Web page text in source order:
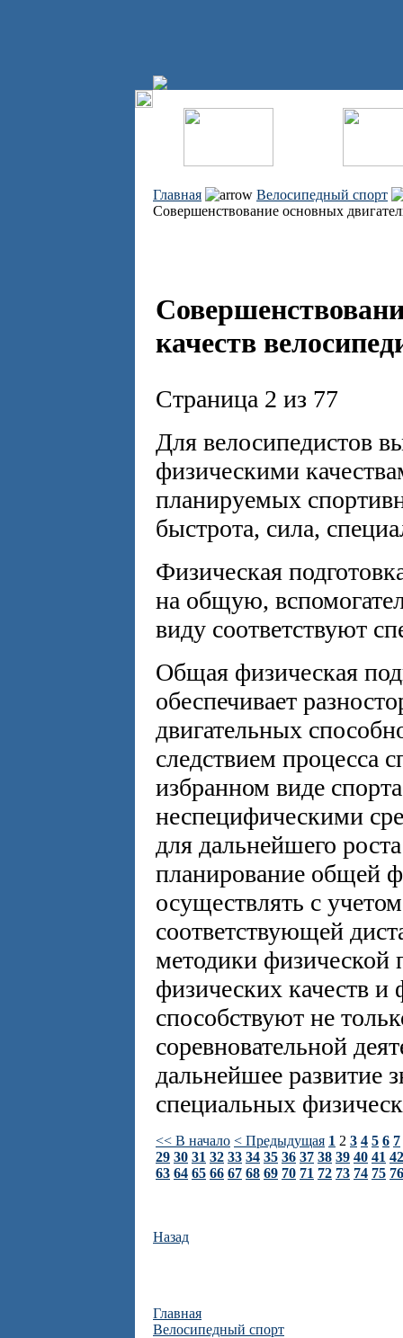
Главная
Велосипедный спорт
Совершенствование основных
качеств
Страница 2 из 77
Для велосипедистов
физическими
планируемых
быстрота, сила,
Физическая
на общую,
виду соответствуют
Общая физическая
обеспечивает
двигательных
следствием процесса
избранном виде
неспецифическими
для дальнейшего
планирование общей
осуществлять с
соответствующей
методики физической
физических качеств
способствуют не
соревновательной
дальнейшее развитие
специальных
<< В начало < Предыдущая 1 2 3 4 5 6 7
29 30 31 32 33 34 35 36 37 38 39 40 41 42
63 64 65 66 67 68 69 70 71 72 73 74 75 76
Назад
Главная
Велосипедный спорт